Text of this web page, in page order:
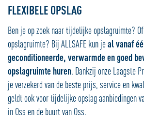
FLEXIBELE OPSLAG
Ben je op zoek naar tijdelijke opslagruimte?
opslagruimte? Bij ALLSAFE kun jeal vanaf
geconditioneerde, verwarmde en goed
opslagruimte huren. Dankzij onze Laagste
je verzekerd van de beste prijs, service en
geldt ook voor tijdelijke opslag aanbiedingen
in Oss en de buurt van Oss.